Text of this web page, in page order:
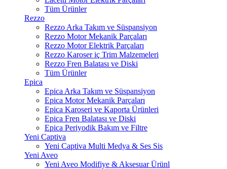
Tüm Ürünler
Rezzo
Rezzo Arka Takım ve Süspansiyon
Rezzo Motor Mekanik Parçaları
Rezzo Motor Elektrik Parçaları
Rezzo Karoser iç Trim Malzemeleri
Rezzo Fren Balatası ve Diski
Tüm Ürünler
Epica
Epica Arka Takım ve Süspansiyon
Epica Motor Mekanik Parçaları
Epica Karoseri ve Kaporta Ürünleri
Epica Fren Balatası ve Diski
Epica Periyodik Bakım ve Filtre
Yeni Captiva
Yeni Captiva Multi Medya & Ses Sis
Yeni Aveo
Yeni Aveo Modifiye & Aksesuar Ürünl